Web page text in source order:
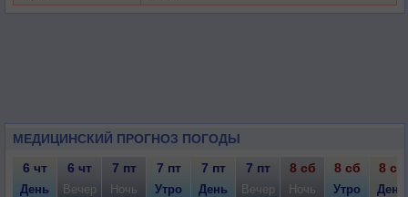
МЕДИЦИНСКИЙ ПРОГНОЗ ПОГОДЫ
6 чт 6 чт 7 пт 7 пт 7 пт 7 пт 8 сб 8 сб 8 сб
День Вечер Ночь Утро День Вечер Ночь Утро День